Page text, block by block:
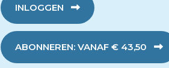
INLOGGEN
ABONNEREN: VANAF € 43,50